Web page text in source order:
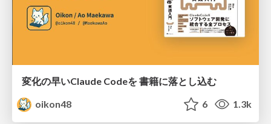
変化の早いClaude Codeを 書籍に落とし込む
oikon48
6 1.3k